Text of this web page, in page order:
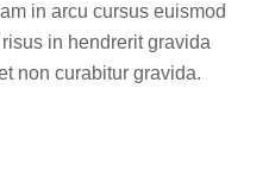
in arcu cursus euismod
in hendrerit gravida
non curabitur gravida.